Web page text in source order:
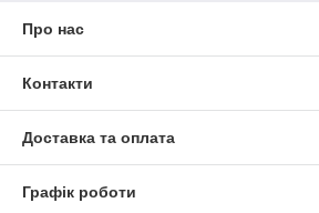
Про нас
Контакти
Доставка та оплата
Графік роботи